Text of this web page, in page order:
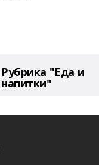
Рубрика "Еда и
напитки"